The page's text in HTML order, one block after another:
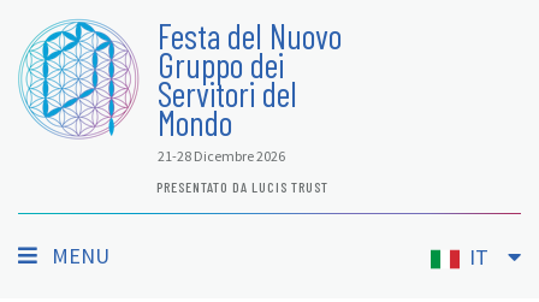
Festa del Nuovo
Gruppo dei
Servitori del
Mondo
21-28 Dicembre 2026
PRESENTATO DA LUCIS TRUST
MENU IT